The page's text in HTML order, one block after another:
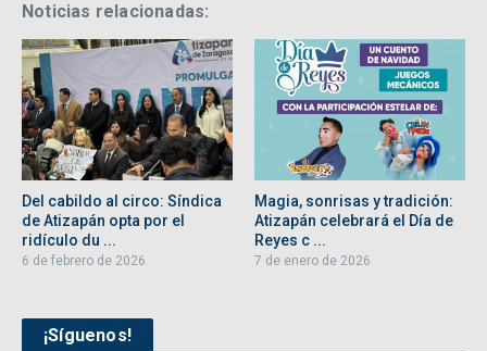
Noticias relacionadas:
Del cabildo al circo: Síndica
de Atizapán opta por el
ridículo du ...
6 de febrero de 2026
Magia, sonrisas y tradición:
Atizapán celebrará el Día de
Reyes c ...
7 de enero de 2026
¡Síguenos!